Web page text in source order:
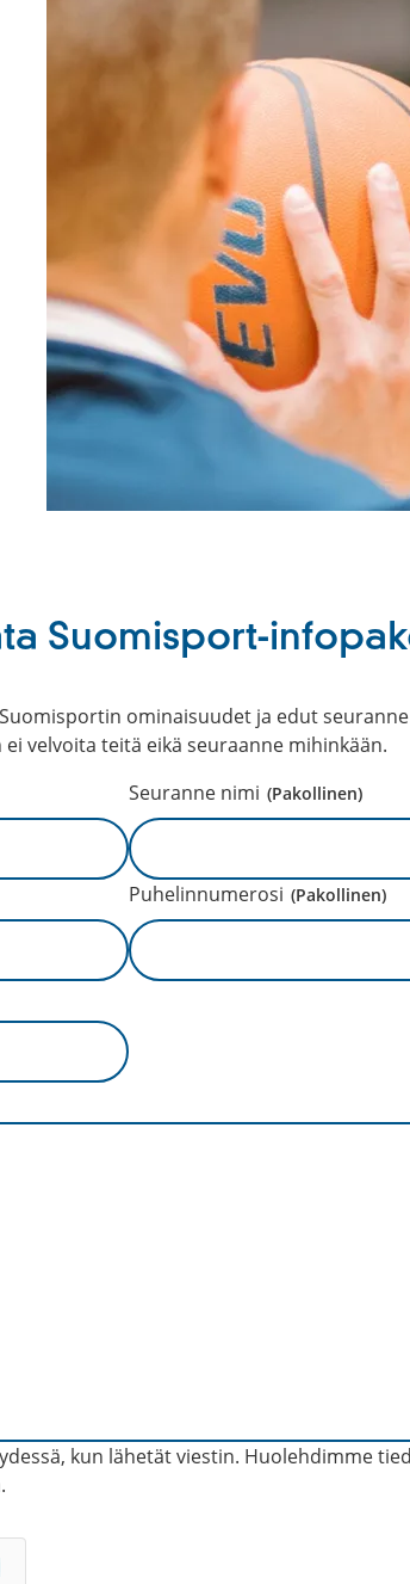
Suomisport-
ominaisuudet ja edut seuranne
velvoita teitä eikä seuraanne mihinkään.
Seuranne nimi (Pakollinen)
Puhelinnumerosi (Pakollinen)
kun lähetät viestin. Huolehdimme